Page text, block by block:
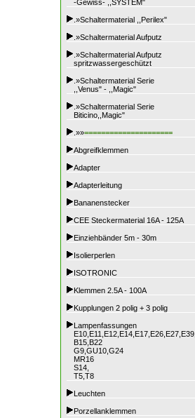
-Gewiss- ,,SYSTEM"
.»Schaltermaterial ,,Perilex"
.»Schaltermaterial Aufputz
.»Schaltermaterial Aufputz
spritzwassergeschützt
.»Schaltermaterial Serie
,,Venus" - ,,Magic"
.»Schaltermaterial Serie
Biticino,,Magic"
.»»=====================
Abgreifklemmen
Adapter
Adapterleitung
Bananenstecker
CEE Steckermaterial 16A - 125A
Einziehbänder 5m - 30m
Isolierperlen
ISOTRONIC
Klemmen 2.5A - 100A
Kupplungen 2 polig + 3 polig
Lampenfassungen
B15,B22
G9,GU10,G24
MR16
S14,
T5,T8
Leuchten
Porzellanklemmen